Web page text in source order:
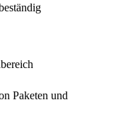
Paketen und